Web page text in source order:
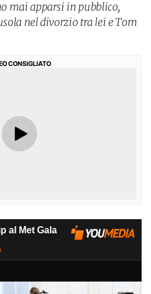
mai apparsi in pubblico,
nel divorzio tra lei e Tom
CONSIGLIATO